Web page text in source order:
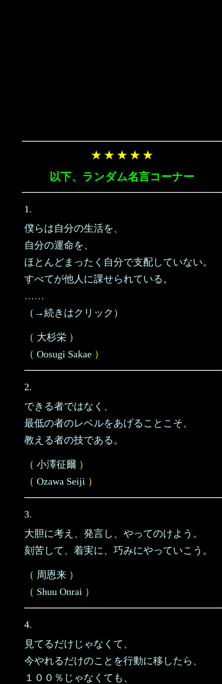
★ ★ ★ ★ ★
以下、ランダム名言コーナー
1.
僕らは自分の生活を、
自分の運命を、
ほとんどまったく自分で支配していない。
すべてが他人に課せられている。
……
（→続きはクリック）
（ 大杉栄 ）
（ Oosugi Sakae ）
2.
できる者ではなく、
最低の者のレベルをあげることこそ、
教える者の技である。
（ 小澤征爾 ）
（ Ozawa Seiji ）
3.
大胆に考え、発言し、やってのけよう。
刻苦して、着実に、巧みにやっていこう。
（ 周恩来 ）
（ Shuu Onrai ）
4.
見てるだけじゃなくて、
今やれるだけのことを行動に移したら、
１００％じゃなくても、